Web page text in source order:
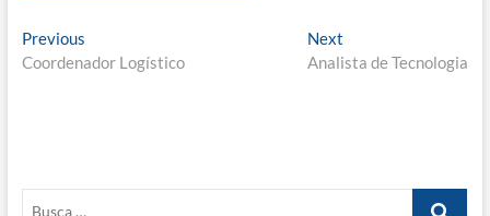
Navegação
de
PreviousPrevious
post:
Coordenador Logístico
Next
post:
Analista de Tecnologia
Busca